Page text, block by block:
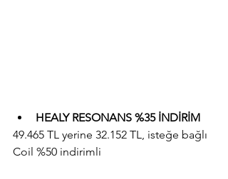
HEALY RESONANS %35 İNDİRİM
49.465 TL yerine 32.152 TL, isteğe bağlı
Coil %50 indirimli